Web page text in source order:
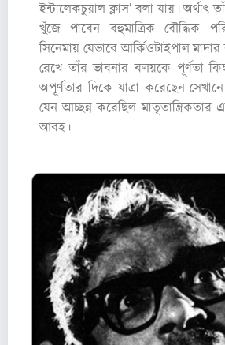
ইন্টালেকচুয়াল ক্লাস’ বলা যায়। অর্থাৎ
খুঁজে পাবেন বহুমাত্রিক বৌদ্ধিক
সিনেমায় যেভাবে আর্কিওটাইপাল
রেখে তাঁর ভাবনার বলয়কে পূর্ণতা
অপূর্ণতার দিকে যাত্রা করেছেন
যেন আচ্ছন্ন করেছিল
আবহ।